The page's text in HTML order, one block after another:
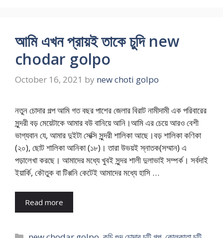
আমি এখন প্রায়ই তাকে চুদি new
chodar golpo
October 16, 2021 by new choti golpo
নতুন চোদার গল্প আমি গত বছর পাশের জেলার বিরাট নামীদামী এক পরিবারের
সুন্দরী বড় মেয়েটাকে আমার বউ বানিয়ে আনি।আমি এর চেয়ে আরও বেশী
ভাগ্যবান যে, আমার দুইটা সেক্সি সুন্দরী শালিকা আছে।বড় শালিকা কণিকা
(২০), ছোট শালিকা আনিকা (১৮)। তারা উভয়ই স্নাতক(সম্মান) এ
পড়ালেখা করছে। আমাদের মধ্যে খুবই সুন্দর শালী দুলাভাই সম্পর্ক। সর্বদাই
ইয়ার্কি, কৌতুক বা টিপ্পনি কেটেই আমাদের মধ্যে হাসি …
Read more
Categories